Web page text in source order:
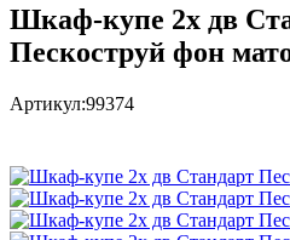
Шкаф-купе 2х дв
Пескоструй фон
Артикул:99374